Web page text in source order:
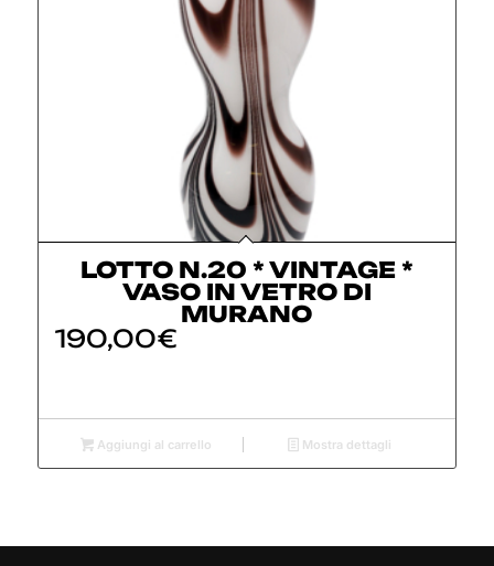
LOTTO N.20 * VINTAGE *
VASO IN VETRO DI
MURANO
190,00€
Aggiungi al carrello Mostra dettagli